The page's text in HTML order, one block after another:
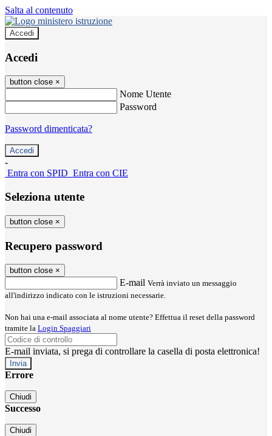
Salta al contenuto
Accedi
Accedi
button close ×
Nome Utente
Password
Password dimenticata?
-
Entra con SPID Entra con CIE
Seleziona utente
button close ×
Recupero password
button close ×
E-mail Verrà inviato un messaggio
all'indirizzo indicato con le istruzioni necessarie.
Non hai una e-mail associata al nome utente? Effettua il reset della password
tramite la Login Spaggiari
E-mail inviata, si prega di controllare la casella di posta elettronica!
Errore
Chiudi
Successo
Chiudi